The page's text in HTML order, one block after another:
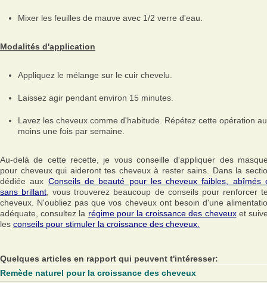
Mixer les feuilles de mauve avec 1/2 verre d'eau.
Modalités d'application
Appliquez le mélange sur le cuir chevelu.
Laissez agir pendant environ 15 minutes.
Lavez les cheveux comme d'habitude. Répétez cette opération au
moins une fois par semaine.
Au-delà de cette recette, je vous conseille d'appliquer des
pour cheveux qui aideront tes cheveux à rester sains. Dans la
dédiée aux Conseils de beauté pour les cheveux faibles, abîmés
sans brillant , vous trouverez beaucoup de conseils pour renforcer
cheveux. N'oubliez pas que vos cheveux ont besoin d'une
adéquate, consultez la régime pour la croissance des cheveuxet
les conseils pour stimuler la croissance des cheveux.
Quelques articles en rapport qui peuvent t'intéresser:
Remède naturel pour la croissance des cheveux